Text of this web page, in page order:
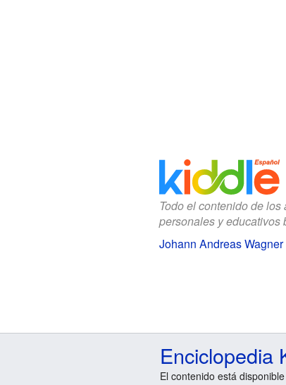
Todo el contenido de los
personales y
Johann Andreas
Enciclopedia
El contenido está